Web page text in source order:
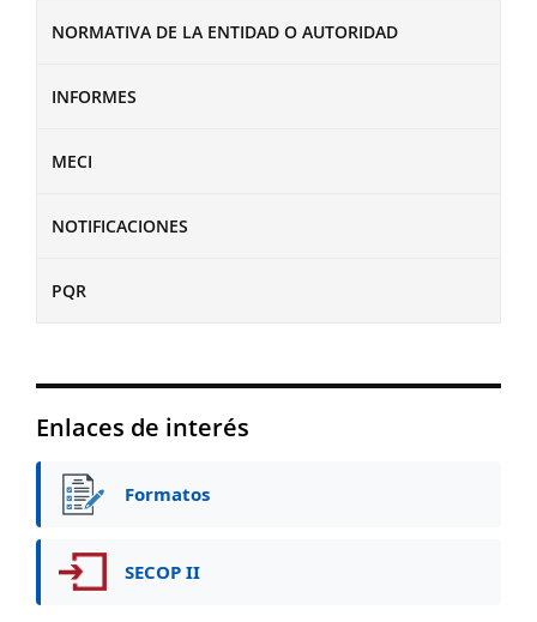
NORMATIVA DE LA ENTIDAD O AUTORIDAD
INFORMES
MECI
NOTIFICACIONES
PQR
Enlaces de interés
Formatos
SECOP II